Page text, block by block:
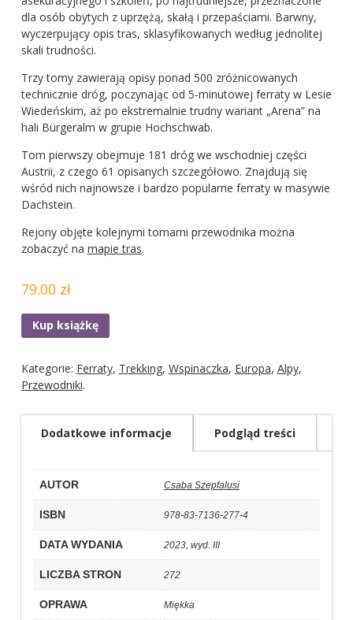
dla osób obytych z uprzężą, skałą i przepaściami. Barwny,
wyczerpujący opis tras, sklasyfikowanych według jednolitej
skali trudności.
Trzy tomy zawierają opisy ponad 500 zróżnicowanych
technicznie dróg, poczynając od 5-minutowej ferraty w Lesie
Wiedeńskim, aż po ekstremalnie trudny wariant „Arena” na
hali Bürgeralm w grupie Hochschwab.
Tom pierwszy obejmuje 181 dróg we wschodniej części
Austrii, z czego 61 opisanych szczegółowo. Znajdują się
wśród nich najnowsze i bardzo popularne ferraty w masywie
Dachstein.
Rejony objęte kolejnymi tomami przewodnika można
zobaczyć na mapie tras.
79.00 zł
Kup książkę
Kategorie: Ferraty, Trekking, Wspinaczka, Europa, Alpy,
Przewodniki.
Dodatkowe informacje Podgląd treści
AUTOR Csaba Szepfalusi
ISBN 978-83-7136-277-4
DATA WYDANIA 2023, wyd. III
LICZBA STRON 272
OPRAWA Miękka